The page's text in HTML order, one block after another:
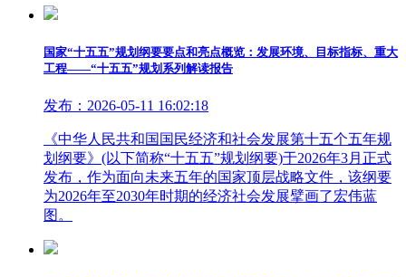
国家“十五五”规划纲要要点和亮点概览：发展环境、目标指标、重大
工程——“十五五”规划系列解读报告
发布：2026-05-11 16:02:18
《中华人民共和国国民经济和社会发展第十五个五年规
划纲要》(以下简称“十五五”规划纲要)于2026年3月正式
发布，作为面向未来五年的国家顶层战略文件，该纲要
为2026年至2030年时期的经济社会发展擘画了宏伟蓝
图。